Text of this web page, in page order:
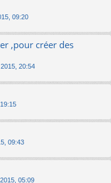
09:20
,pour créer des
20:54
09:43
05:09